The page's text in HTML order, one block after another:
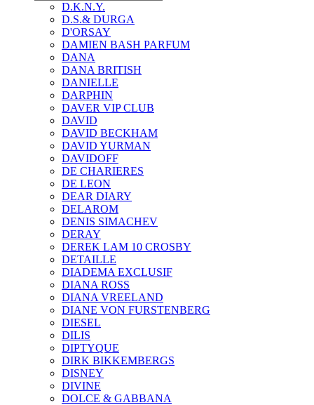
D.K.N.Y.
D.S.& DURGA
D'ORSAY
DAMIEN BASH PARFUM
DANA
DANA BRITISH
DANIELLE
DARPHIN
DAVER VIP CLUB
DAVID
DAVID BECKHAM
DAVID YURMAN
DAVIDOFF
DE CHARIERES
DE LEON
DEAR DIARY
DELAROM
DENIS SIMACHEV
DERAY
DEREK LAM 10 CROSBY
DETAILLE
DIADEMA EXCLUSIF
DIANA ROSS
DIANA VREELAND
DIANE VON FURSTENBERG
DIESEL
DILIS
DIPTYQUE
DIRK BIKKEMBERGS
DISNEY
DIVINE
DOLCE & GABBANA